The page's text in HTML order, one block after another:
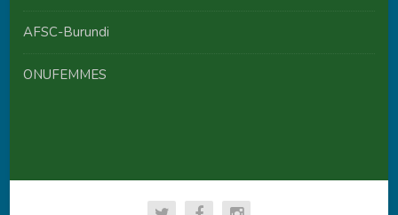
AFSC-Burundi
ONUFEMMES